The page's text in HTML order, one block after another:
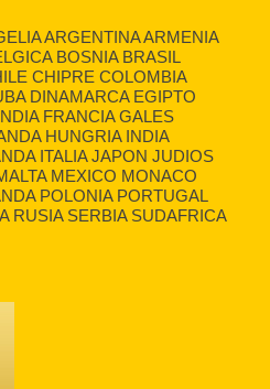
ARGENTINA ARMENIA
BOSNIA BRASIL
CHIPRE COLOMBIA
DINAMARCA EGIPTO
FRANCIA GALES
HUNGRIA INDIA
ITALIA JAPON JUDIOS
MEXICO MONACO
POLONIA PORTUGAL
RUSIA SERBIA SUDAFRICA